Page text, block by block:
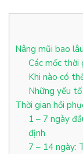
Nâng mũi bao
Các mốc thời
Khi nào có
Những yếu
Thời gian hồi
1 – 7 ngày
định
7 – 14 ngày: